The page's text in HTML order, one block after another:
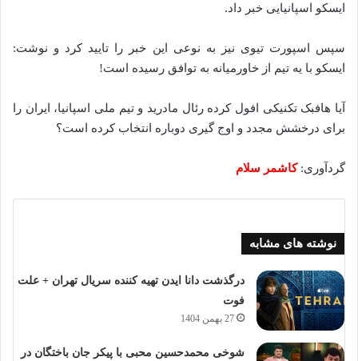
ایسکو اسپانیایی خبر داد.
سپس اسپورت تیوی نیز به نوعی این خبر را تایید کرد و نوشت:
ایسکو با یه تیم از خاورمیانه به توافق رسیده است!
آیا هافبک تکنیکی افول کرده رئال مادرید و تیم ملی اسپانیا، ایران را
برای درخشش مجدد و اوج گیری دوباره انتخاب کرده است؟
گردآوری:کاشمر سلام
نوشته های مشابه
درگذشت دانا ایدن تهیه کننده سریال تهران + علت
فوت
27 بهمن 1404
شوخی محمدحسین محبی با پیکر جان باختگان در